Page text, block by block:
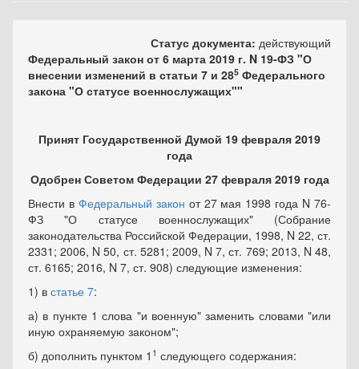
Статус документа: действующий
Федеральный закон от 6 марта 2019 г. N 19-ФЗ "О
внесении изменений в статьи 7 и 285 Федерального
закона "О статусе военнослужащих""
Принят Государственной Думой 19 февраля 2019
года
Одобрен Советом Федерации 27 февраля 2019 года
Внести в Федеральный закон от 27 мая 1998 года N 76-
ФЗ "О статусе военнослужащих" (Собрание
законодательства Российской Федерации, 1998, N 22, ст.
2331; 2006, N 50, ст. 5281; 2009, N 7, ст. 769; 2013, N 48,
ст. 6165; 2016, N 7, ст. 908) следующие изменения:
1) в статье 7:
а) в пункте 1 слова "и военную" заменить словами "или
иную охраняемую законом";
б) дополнить пунктом 1 1 следующего содержания: